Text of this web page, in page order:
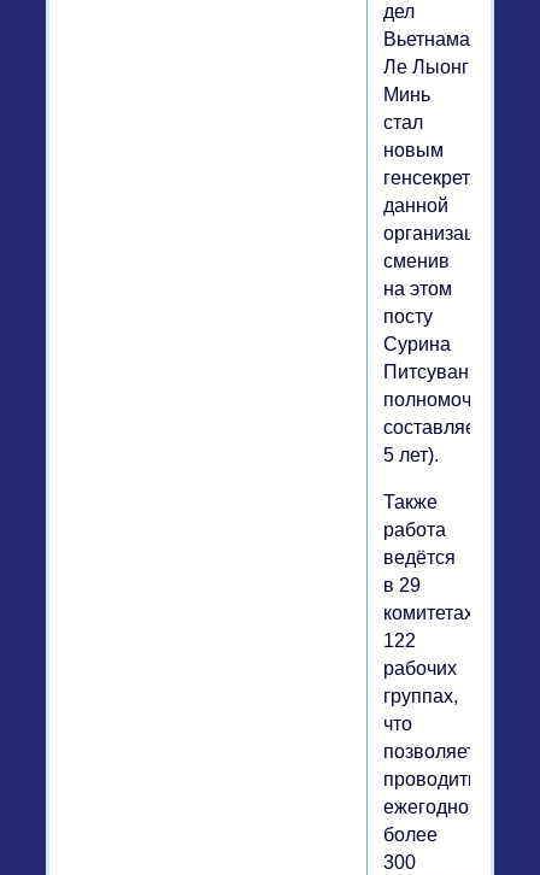
дел
Вьетнама
Ле Лыонг
Минь
стал
новым
генсекретарём
данной
организации,
сменив
на этом
посту
Сурина
Питсувана,срок
полномочий
составляет
5 лет).
Также
работа
ведётся
в 29
комитетах,
122
рабочих
группах,
что
позволяет
проводить
ежегодно
более
300